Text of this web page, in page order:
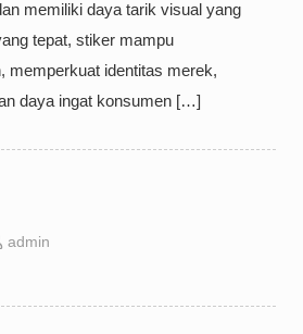
memiliki daya tarik visual yang
tepat, stiker mampu
memperkuat identitas merek,
daya ingat konsumen […]
admin